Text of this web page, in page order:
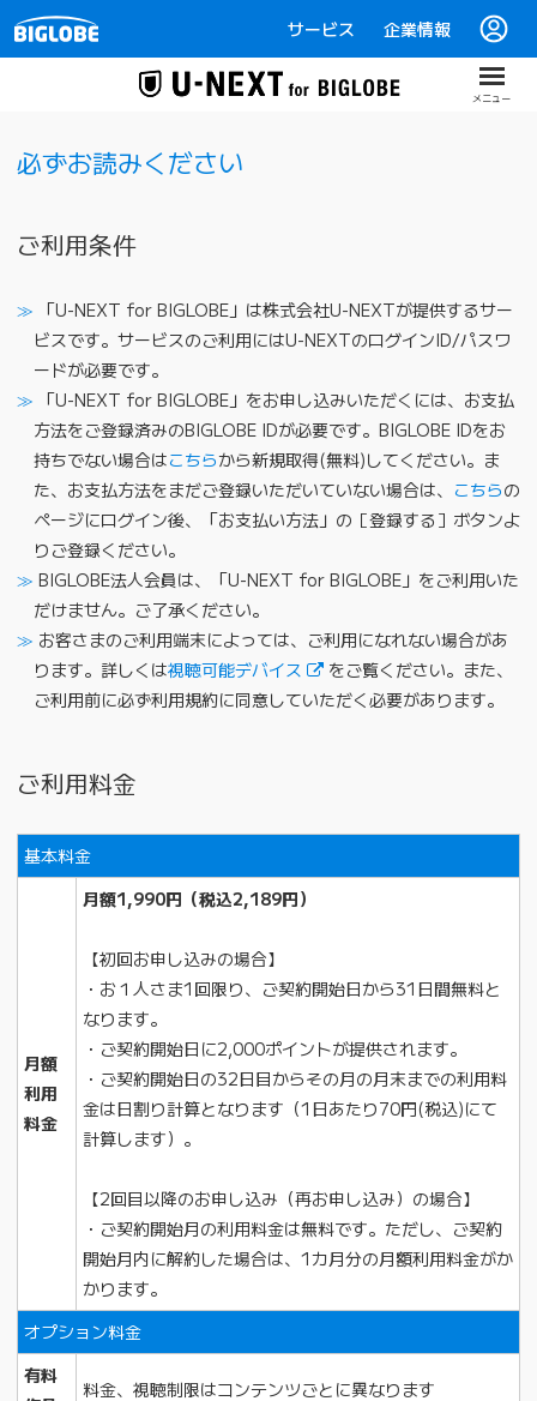
本文へ移動
サービス 企業情報
メニュー
必ずお読みください
ご利用条件
「U-NEXT for BIGLOBE」は株式会社U-NEXTが提供するサー
ビスです。サービスのご利用にはU-NEXTのログインID/パスワ
ードが必要です。
「U-NEXT for BIGLOBE」をお申し込みいただくには、お支払
方法をご登録済みのBIGLOBE IDが必要です。BIGLOBE IDをお
持ちでない場合はこちらから新規取得(無料)してください。ま
た、お支払方法をまだご登録いただいていない場合は、 こちらの
ページにログイン後、「お支払い方法」の［登録する］ボタンよ
りご登録ください。
BIGLOBE法人会員は、「U-NEXT for BIGLOBE」をご利用いた
だけません。ご了承ください。
お客さまのご利用端末によっては、ご利用になれない場合があ
ります。詳しくは視聴可能デバイス をご覧ください。また、
ご利用前に必ず利用規約に同意していただく必要があります。
ご利用料金
基本料金
月額
利用
料金
月額1,990円（税込2,189円）
【初回お申し込みの場合】
・お１人さま1回限り、ご契約開始日から31日間無料と
なります。
・ご契約開始日に2,000ポイントが提供されます。
・ご契約開始日の32日目からその月の月末までの利用料
金は日割り計算となります（1日あたり70円(税込)にて
計算します）。
【2回目以降のお申し込み（再お申し込み）の場合】
・ご契約開始月の利用料金は無料です。ただし、ご契約
開始月内に解約した場合は、1カ月分の月額利用料金がか
かります。
オプション料金
有料
料金、視聴制限はコンテンツごとに異なります